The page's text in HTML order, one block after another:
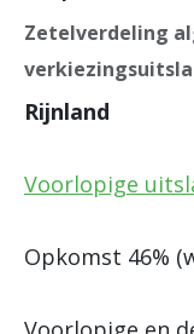
Zetelverdeling
Rijnland
Voorlopige
Opkomst 46%